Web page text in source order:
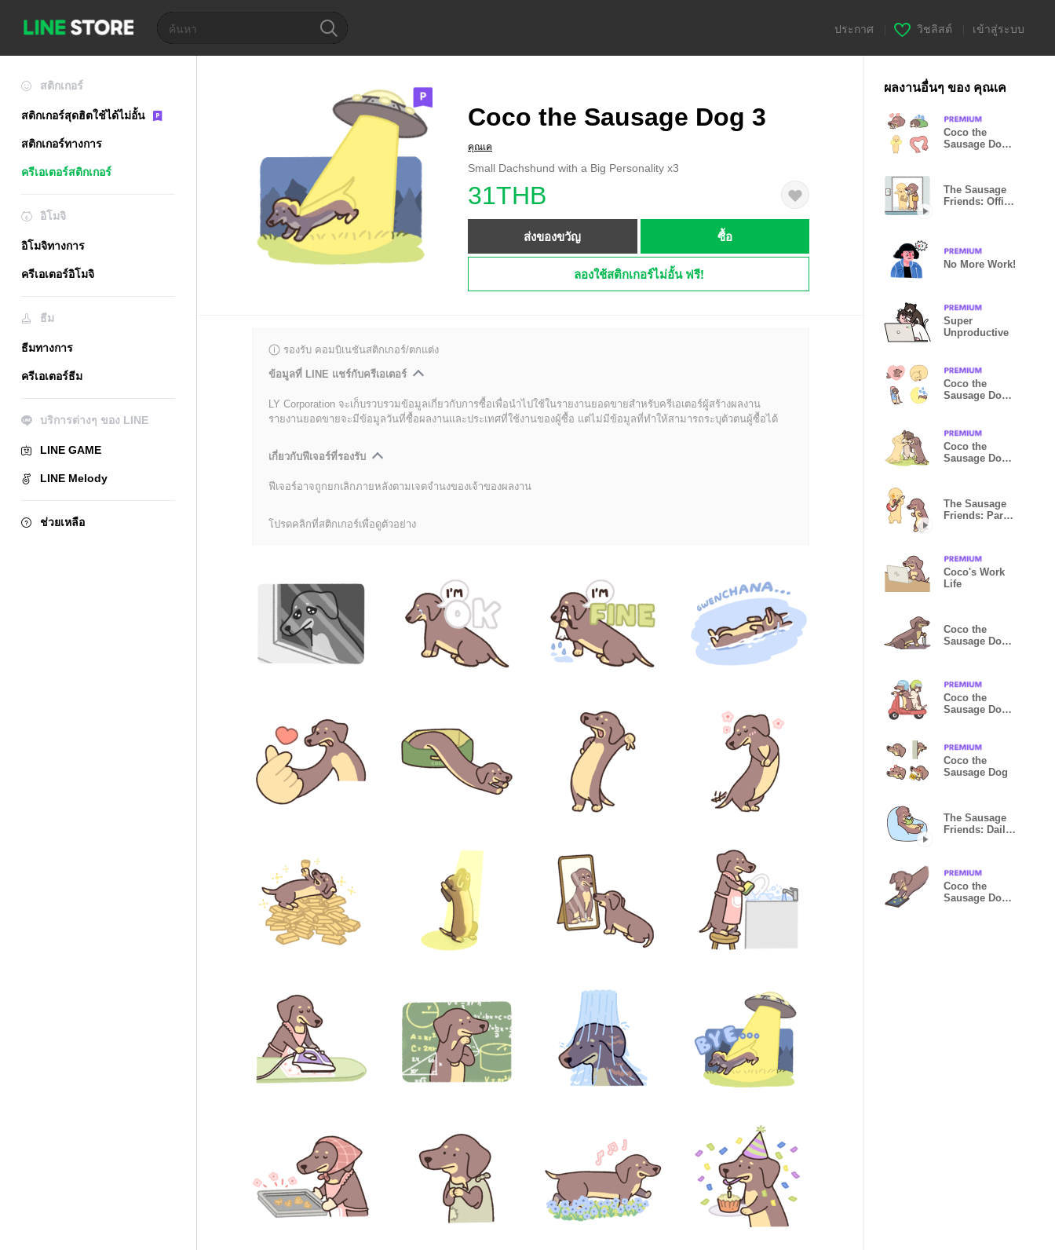
ประกาศ วิชลิสต์ เข้าสู่ระบบ
สติกเกอร์
สติกเกอร์สุดฮิตใช้ได้ไม่อั้น
สติกเกอร์ทางการ
ครีเอเตอร์สติกเกอร์
อิโมจิ
อิโมจิทางการ
ครีเอเตอร์อิโมจิ
ธีม
ธีมทางการ
ครีเอเตอร์ธีม
บริการต่างๆ ของ LINE
LINE GAME
LINE Melody
ช่วยเหลือ
Coco the Sausage Dog 3
คุณเค
Small Dachshund with a Big Personality x3
31THB
ส่งของขวัญ ซื้อ
ลองใช้สติกเกอร์ไม่อั้น ฟรี!
รองรับ คอมบิเนชันสติกเกอร์/ตกแต่ง
ข้อมูลที่ LINE แชร์กับครีเอเตอร์
LY Corporation จะเก็บรวบรวมข้อมูลเกี่ยวกับการซื้อเพื่อนำไปใช้ในรายงานยอดขายสำหรับครีเอเตอร์ผู้สร้างผลงาน
รายงานยอดขายจะมีข้อมูลวันที่ซื้อผลงานและประเทศที่ใช้งานของผู้ซื้อ แต่ไม่มีข้อมูลที่ทำให้สามารถระบุตัวตนผู้ซื้อได้
เกี่ยวกับฟีเจอร์ที่รองรับ
ฟีเจอร์อาจถูกยกเลิกภายหลังตามเจตจำนงของเจ้าของผลงาน
โปรดคลิกที่สติกเกอร์เพื่อดูตัวอย่าง
ผลงานอื่นๆ ของ คุณเค
Coco the
Sausage Dog
The Sausage
Friends: Office
No More Work!
Super
Unproductive
Coco the
Sausage Dog
Coco the
Sausage Dog
The Sausage
Friends: Party
Coco's Work
Life
Coco the
Sausage Dog
Coco the
Sausage Dog
Coco the
Sausage Dog
The Sausage
Friends: Daily
Coco the
Sausage Dog